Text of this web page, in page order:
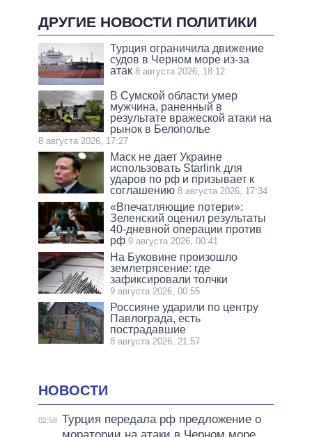
ДРУГИЕ НОВОСТИ ПОЛИТИКИ
Турция ограничила движение
судов в Черном море из-за
атак 8 августа 2026, 18:12
В Сумской области умер
мужчина, раненный в
результате вражеской атаки на
рынок в Белополье
8 августа 2026, 17:27
Маск не дает Украине
использовать Starlink для
ударов по рф и призывает к
соглашению 8 августа 2026, 17:34
«Впечатляющие потери»:
Зеленский оценил результаты
40-дневной операции против
рф 9 августа 2026, 00:41
На Буковине произошло
землетрясение: где
зафиксировали толчки
9 августа 2026, 00:55
Россияне ударили по центру
Павлограда, есть
пострадавшие
8 августа 2026, 21:57
НОВОСТИ
02:58 Турция передала рф предложение о